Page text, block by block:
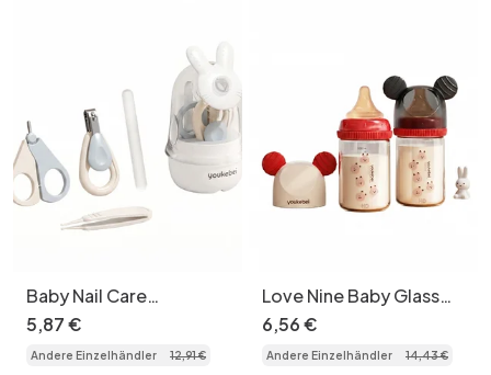
Baby Nail Care
Grooming Kit - Safe &
Portable Manicure Set
5,87€
Andere Einzelhändler 12,91€
Love Nine Baby Glass
Feeding Bottle with
Mickey Ears Cap
6,56€
Andere Einzelhändler 14,43€